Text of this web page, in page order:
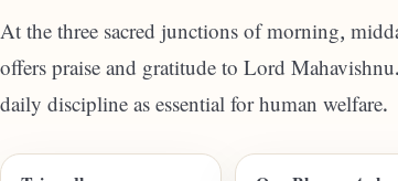
At the three sacred junctions of morning,
offers praise and gratitude to Lord
daily discipline as essential for human welfare.